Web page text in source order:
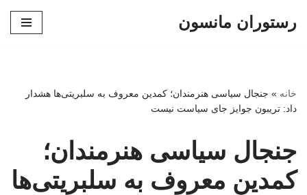
رستوران مانسون
خانه » جنجال سیاسی هنرمندان؛ کمدین معروف به سلبریتی‌ها هشدار
داد: تریبون جوایز جای سیاست نیست
جنجال سیاسی هنرمندان؛
کمدین معروف به سلبریتی‌ها